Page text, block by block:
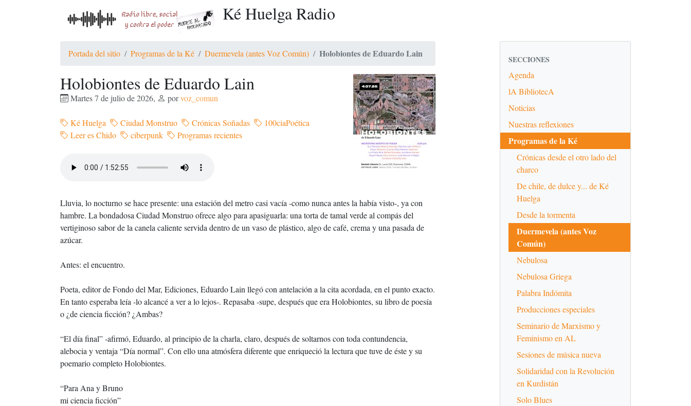
Ké Huelga Radio
Portada del sitio Programas de la Ké Duermevela (antes Voz Común) Holobiontes de Eduardo Lain
Holobiontes de Eduardo Lain
Martes 7 de julio de 2026, porvoz_comun
Ké Huelga Ciudad Monstruo Crónicas Soñadas
100ciaPoética
Leer es Chido
ciberpunk Programas recientes
Lluvia, lo nocturno se hace presente: una estación del metro casi vacía -como nunca antes la había visto-, ya con
hambre. La bondadosa Ciudad Monstruo ofrece algo para apasiguarla: una torta de tamal verde al compás del
vertiginoso sabor de la canela caliente servida dentro de un vaso de plástico, algo de café, crema y una pasada de
azúcar.
Antes: el encuentro.
Poeta, editor de Fondo del Mar, Ediciones, Eduardo Lain llegó con antelación a la cita acordada, en el punto exacto.
En tanto esperaba leía -lo alcancé a ver a lo lejos-. Repasaba -supe, después que era Holobiontes, su libro de poesía
o ¿de ciencia ficción? ¿Ambas?
“El día final” -afirmó, Eduardo, al principio de la charla, claro, después de soltarnos con toda contundencia,
alebocia y ventaja “Día normal”. Con ello una atmósfera diferente que enriqueció la lectura que tuve de éste y su
poemario completo Holobiontes.
“Para Ana y Bruno
mi ciencia ficción”
SECCIONES
Agenda
lA BibliotecA
Noticias
Nuestras reflexiones
Programas de la Ké
Crónicas desde el otro lado del
charco
De chile, de dulce y... de Ké
Huelga
Desde la tormenta
Duermevela (antes Voz
Común)
Nebulosa
Nebulosa Griega
Palabra Indómita
Producciones especiales
Seminario de Marxismo y
Feminismo en AL
Sesiones de música nueva
Solidaridad con la Revolución
en Kurdistán
Solo Blues